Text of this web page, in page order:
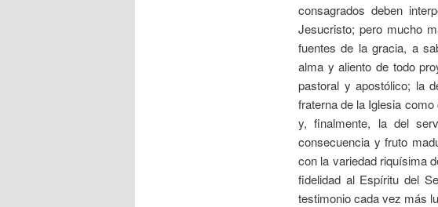
consagrados deben
Jesucristo; pero mucho
fuentes de la gracia, a
alma y aliento de todo
pastoral y apostólico; la
fraterna de la Iglesia
y, finalmente, la del
consecuencia y fruto
con la variedad riquísima
fidelidad al Espíritu del
testimonio cada vez más